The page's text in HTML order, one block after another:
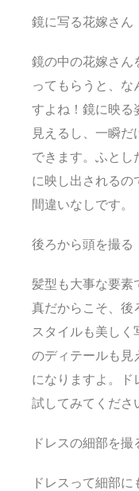
鏡に写る花嫁さん
鏡の中の花嫁さん
ってもらうと、
すよね！鏡に映る
見えるし、一瞬
できます。ふとし
に映し出されるの
間違いなしです。
後ろから頭を撮る
髪型も大事な要素
真だからこそ、後
スタイルも美しく
のディテールも見
になりますよ。ド
試してみてくださ
ドレスの細部を撮
ドレスって細部